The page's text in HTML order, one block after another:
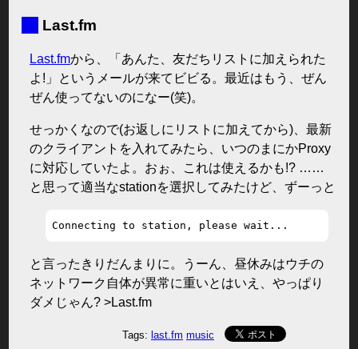
Last.fm
Last.fmから、「あんた、友だちリストに加えられた
よ!」というメールが来てビビる。最近はもう、ぜん
ぜん使ってないのになー(笑)。
せっかくなので(お返しにリストに加えてから)、最新
のクライアントを入れてみたら、いつのまにかProxy
に対応していたよ。おぉ、これは使えるかも!? ……
と思って適当なstationを選択してみたけど、ずーっと
Connecting to station, please wait...
と言ったきりだんまりに。うーん、昼休みはウチの
ネットワーク自体が異常に重いとはいえ、やっぱり
ダメじゃん? >Last.fm
Tags: last.fm music